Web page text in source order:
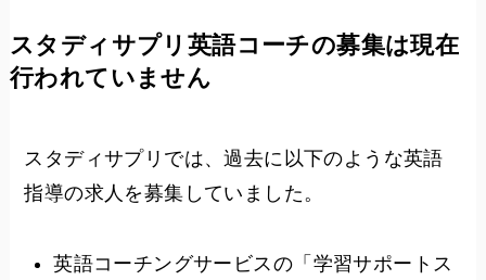
スタディサプリ英語コーチの募集は現在
行われていません
スタディサプリでは、過去に以下のような英語
指導の求人を募集していました。
英語コーチングサービスの「学習サポートス